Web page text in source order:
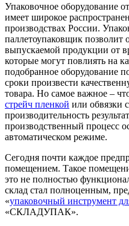
Упаковочное
имеет широкое
производствах России.
паллетоупаковщик позволит
выпускаемой продукции от
которые могут повлиять на
подобранное оборудование
сроки произвести
товара. Но самое важное –
стрейч пленкой или обвязки
производительность
производственный процесс
автоматическом режиме.
Сегодня почти каждое
помещением. Такое
это не полностью
склад стал полноценным,
«упаковочный инструмент
«СКЛАДУПАК».